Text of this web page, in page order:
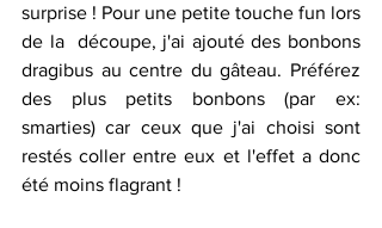
surprise ! Pour une petite touche fun lors
de la  découpe, j'ai ajouté des bonbons
dragibus au centre du gâteau. Préférez
des plus petits bonbons (par ex:
smarties) car ceux que j'ai choisi sont
restés coller entre eux et l'effet a donc
été moins flagrant !